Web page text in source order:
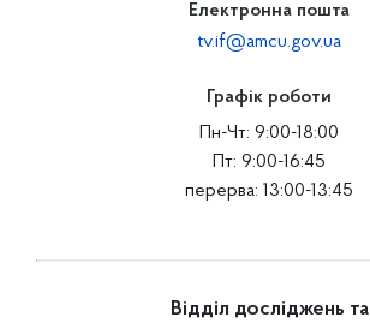
Електронна пошта
tv.if@amcu.gov.ua
Графік роботи
Пн-Чт: 9:00-18:00
Пт: 9:00-16:45
перерва: 13:00-13:45
Відділ досліджень та